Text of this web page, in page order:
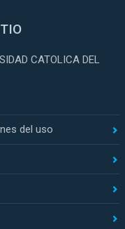
CATOLICA DEL
del uso